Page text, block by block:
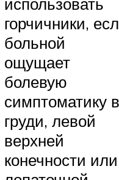
горчичники,
больной
ощущает
болевую
симптоматику в
груди, левой
верхней
конечности или